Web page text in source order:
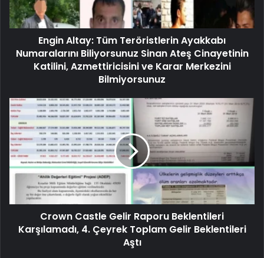
Engin Altay: Tüm Teröristlerin Ayakkabı
Numaralarını Biliyorsunuz Sinan Ateş Cinayetinin
Katilini, Azmettiricisini ve Karar Merkezini
Bilmiyorsunuz
Crown Castle Gelir Raporu Beklentileri
Karşılamadı, 4. Çeyrek Toplam Gelir Beklentileri
Aştı